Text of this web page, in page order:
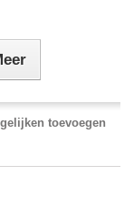
toevoegen